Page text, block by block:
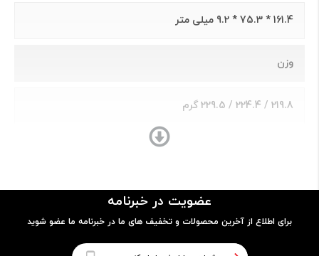
161.4 * 75.3 * 9.2 میلی متر
وزن
219.8 / 224.4 / 229.5 گرم
جلو شیشه ای (شیشه شیلد)، پشت شیشه ای یا اکو چرم، قاب
قابلیت ضدآب
عضویت در خبرنامه
برای اطلاع از آخرین محصولات و تخفیف های ما در خبرنامه ما عضو شوید